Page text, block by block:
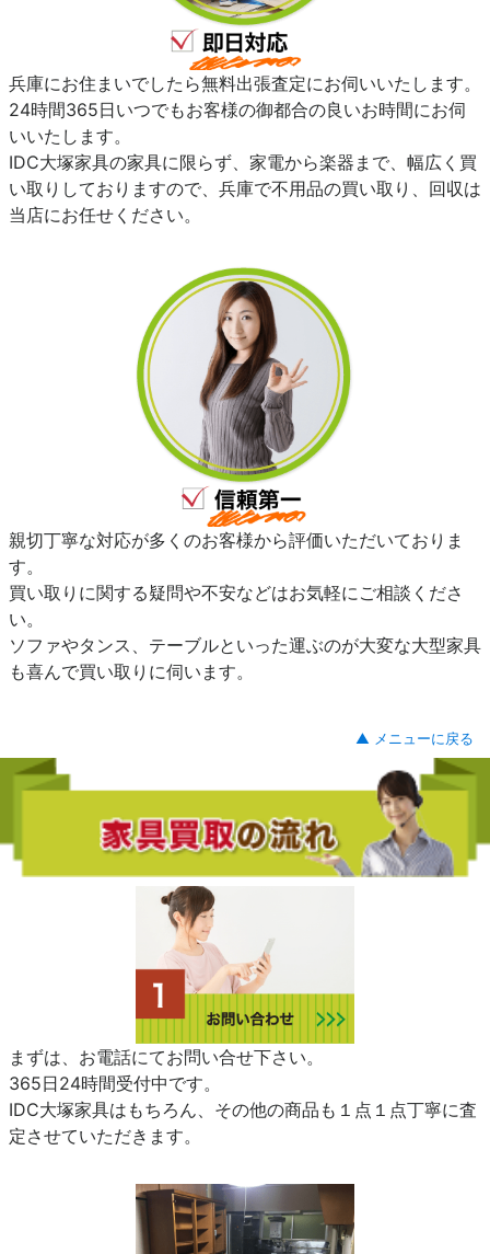
兵庫にお住まいでしたら無料出張査定にお伺いいたします。
24時間365日いつでもお客様の御都合の良いお時間にお伺
いいたします。
IDC大塚家具の家具に限らず、家電から楽器まで、幅広く買
い取りしておりますので、兵庫で不用品の買い取り、回収は
当店にお任せください。
親切丁寧な対応が多くのお客様から評価いただいておりま
す。
買い取りに関する疑問や不安などはお気軽にご相談くださ
い。
ソファやタンス、テーブルといった運ぶのが大変な大型家具
も喜んで買い取りに伺います。
▲ メニューに戻る
まずは、お電話にてお問い合せ下さい。
365日24時間受付中です。
IDC大塚家具はもちろん、その他の商品も１点１点丁寧に査
定させていただきます。